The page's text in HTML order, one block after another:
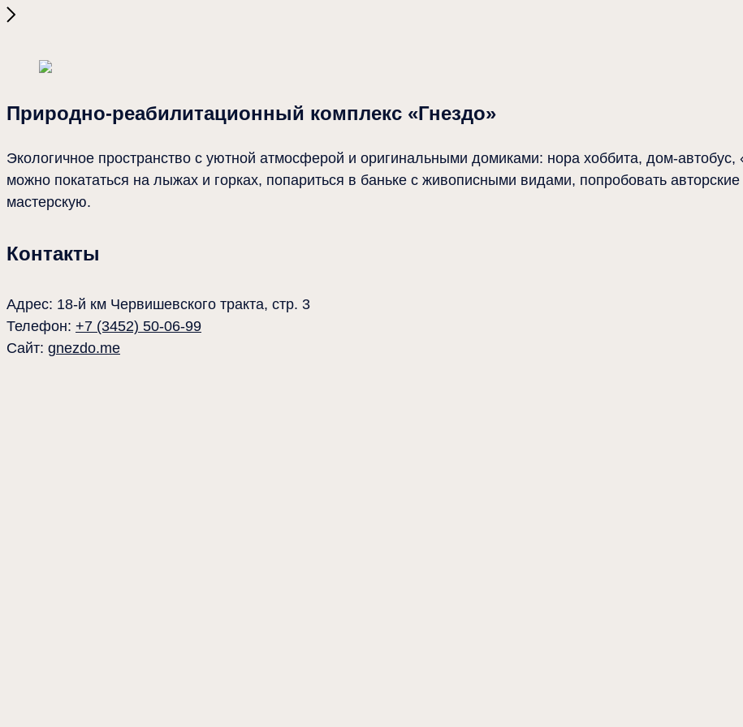
Природно-реабилитационный комплекс «Гнездо»
Экологичное пространство с уютной атмосферой и оригинальными домиками: нора хоббита, дом-
можно покататься на лыжах и горках, попариться в баньке с живописными видами, попробовать
мастерскую.
Контакты
Адрес: 18-й км Червишевского тракта, стр. 3
Телефон: +7 (3452) 50-06-99
Сайт: gnezdo.me